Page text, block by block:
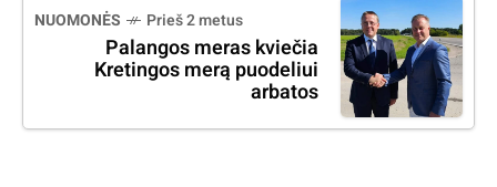
NUOMONĖS Prieš 2 metus
Palangos meras kviečia
Kretingos merą puodeliui
arbatos